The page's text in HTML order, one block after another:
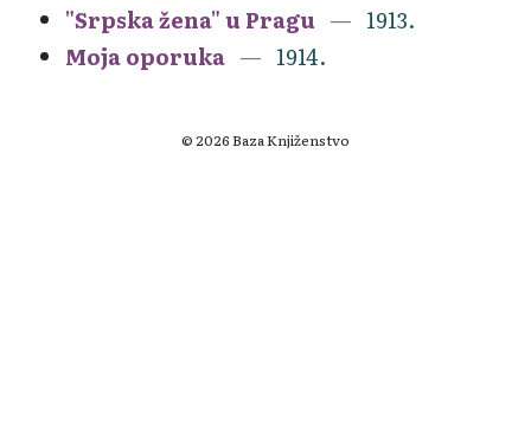
"Srpska žena" u Pragu
1913.
Moja oporuka
1914.
© 2026 Baza Knjiženstvo